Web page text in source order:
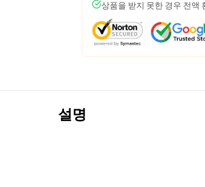
상품을 받지 못한 경우 전액
설명